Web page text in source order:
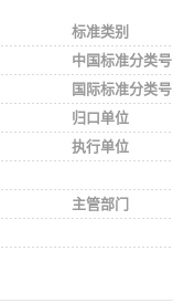
标准类别
中国标准分类号
国际标准分类号
归口单位
执行单位
主管部门